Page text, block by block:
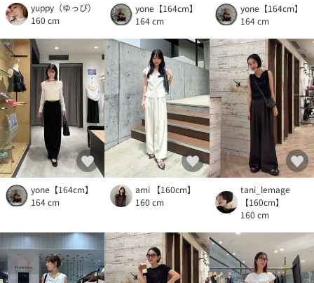
yuppy（ゆっぴ）
160 cm
yone【164cm】
164 cm
yone【164cm】
164 cm
yone【164cm】
164 cm
ami 【160cm】
160 cm
tani_lemage
【160cm】
160 cm